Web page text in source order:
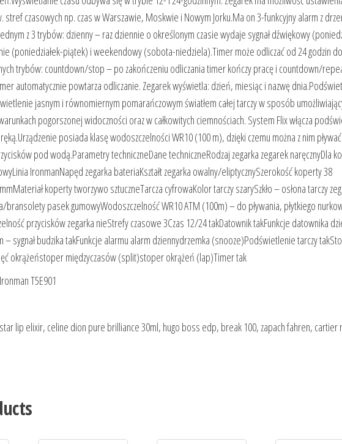
stref czasowych np. czas w Warszawie, Moskwie i Nowym Jorku.Ma on 3-funkcyjny alarm z
z 3 trybów: dzienny – raz dziennie o określonym czasie wydaje sygnał dźwiękowy
(poniedziałek-piątek) i weekendowy (sobota-niedziela).Timer może odliczać od 24 godzin
trybów: countdown/stop – po zakończeniu odliczania timer kończy pracę i countdown/
automatycznie powtarza odliczanie. Zegarek wyświetla: dzień, miesiąc i nazwę
jasnym i równomiernym pomarańczowym światłem całej tarczy w sposób
pogorszonej widoczności oraz w całkowitych ciemnościach. System Flix włącza
posiada klasę wodoszczelności WR10 (100 m), dzięki czemu można z nim
pod wodą.Parametry techniczneDane techniczneRodzaj zegarka zegarek naręcznyDla
IronmanNapęd zegarka bateriaKształt zegarka owalny/eliptycznySzerokość koperty 38
koperty tworzywo sztuczneTarcza cyfrowaKolor tarczy szarySzkło – osłona tarczy
bransolety pasek gumowyWodoszczelność WR10 ATM (100m) – do pływania, płytkiego
przycisków zegarka nieStrefy czasowe 3Czas 12/24 takDatownik takFunkcje datownika
– sygnał budzika takFunkcje alarmu alarm dziennydrzemka (snooze)Podświetlenie tarczy
okrążeństoper międzyczasów (split)stoper okrążeń (lap)Timer tak
T5E901
lip elixir, celine dion pure brilliance 30ml, hugo boss edp, break 100, zapach fahren,